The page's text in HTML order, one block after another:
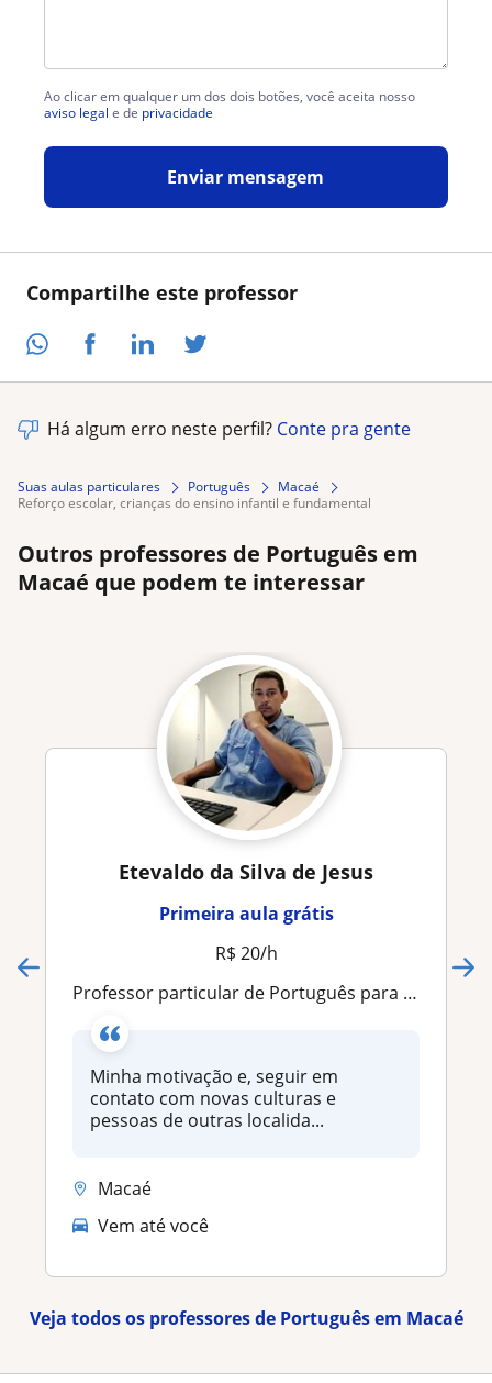
Compartilhe este professor
Ao clicar em qualquer um dos dois botões, você aceita nosso
aviso legal e de privacidade
Enviar mensagem
Há algum erro neste perfil? Conte pra gente
Suas aulas particulares Português
Macaé
reforço escolar, crianças do ensino infantil e fundamental
Outros professores de Português em
Macaé que podem te interessar
Etevaldo da Silva de Jesus
Primeira aula grátis
R$ 20/h
Professor particular de Português para Estrangeiros
Minha motivação e, seguir em
contato com novas culturas e
pessoas de outras localida...
Macaé
Vem até você
Veja todos os professores de Português em Macaé